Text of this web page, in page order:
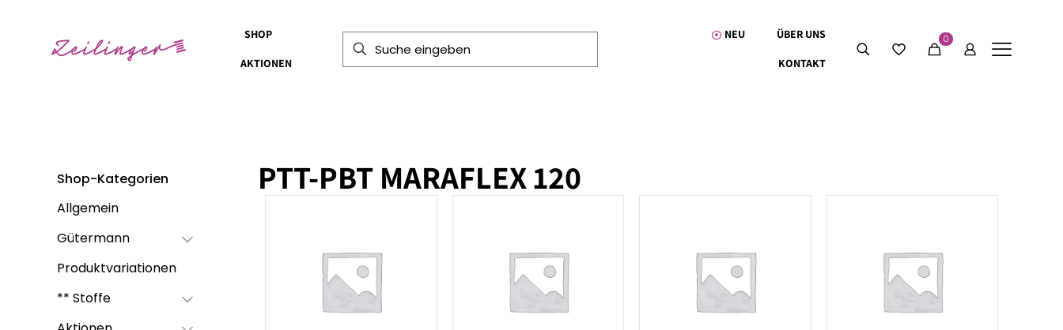
SHOP
AKTIONEN
NEU ÜBER UNS
KONTAKT
0
Shop-Kategorien
Allgemein
Gütermann
Produktvariationen
** Stoffe
PTT-PBT MARAFLEX 120